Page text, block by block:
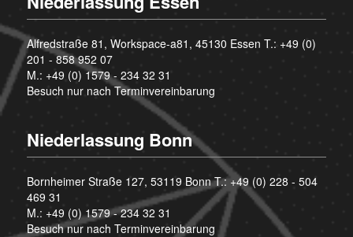
Alfredstraße 81, Workspace-a81, 45130 Essen T.: +49 (0)
201 - 858 952 07
M.: +49 (0) 1579 - 234 32 31
Besuch nur nach Terminvereinbarung
Niederlassung Bonn
Bornheimer Straße 127, 53119 Bonn T.:+49 (0) 228 - 504
469 31
M.: +49 (0) 1579 - 234 32 31
Besuch nur nach Terminvereinbarung